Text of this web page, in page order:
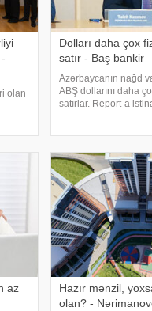
olan
Dolları daha çox
satır - Baş bankir
Azərbaycanın nağd
ABŞ dollarını daha
satırlar. Report-a
az
Hazır mənzil,
olan? -